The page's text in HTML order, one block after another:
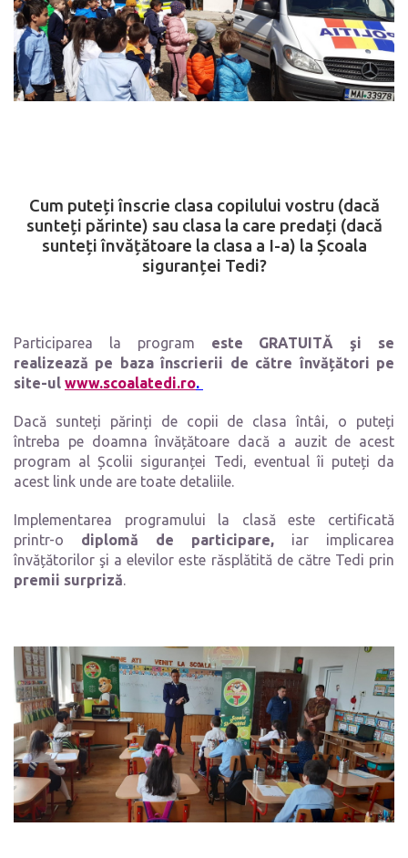
Cum puteți înscrie clasa copilului vostru (dacă
sunteți părinte) sau clasa la care predați (dacă
sunteți învățătoare la clasa a I-a) la Școala
siguranței Tedi?
Participarea la program este GRATUITĂ şi se
realizează pe baza înscrierii de către învățători pe
site-ul www.scoalatedi.ro.
Dacă sunteți părinți de copii de clasa întâi, o puteți
întreba pe doamna învățătoare dacă a auzit de acest
program al Școlii siguranței Tedi, eventual îi puteți da
acest link unde are toate detaliile.
Implementarea programului la clasă este certificată
printr-o diplomă de participare, iar implicarea
învățătorilor şi a elevilor este răsplătită de către Tedi prin
premii surpriză.